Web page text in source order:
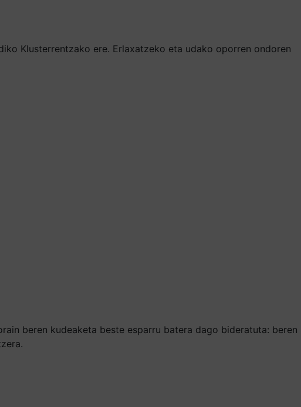
Klusterrentzako ere. Erlaxatzeko eta udako oporren ondoren
beren kudeaketa beste esparru batera dago bideratuta: beren